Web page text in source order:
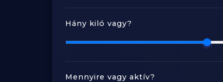
Hány kiló vagy?
Mennyire vagy aktív?